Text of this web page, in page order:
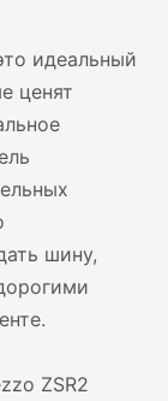
идеальный
ценят
шину,
ZSR2